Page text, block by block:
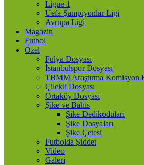
Ligue 1
Uefa Şampiyonlar Ligi
Avrupa Ligi
Magazin
Futbol
Özel
Fulya Dosyası
İstanbulspor Dosyası
TBMM Araştırma Komisyon
Çilekli Dosyası
Ortaköy Dosyası
Şike ve Bahis
Şike Dedikoduları
Şike Dosyaları
Şike Çetesi
Futbolda Şiddet
Video
Galeri